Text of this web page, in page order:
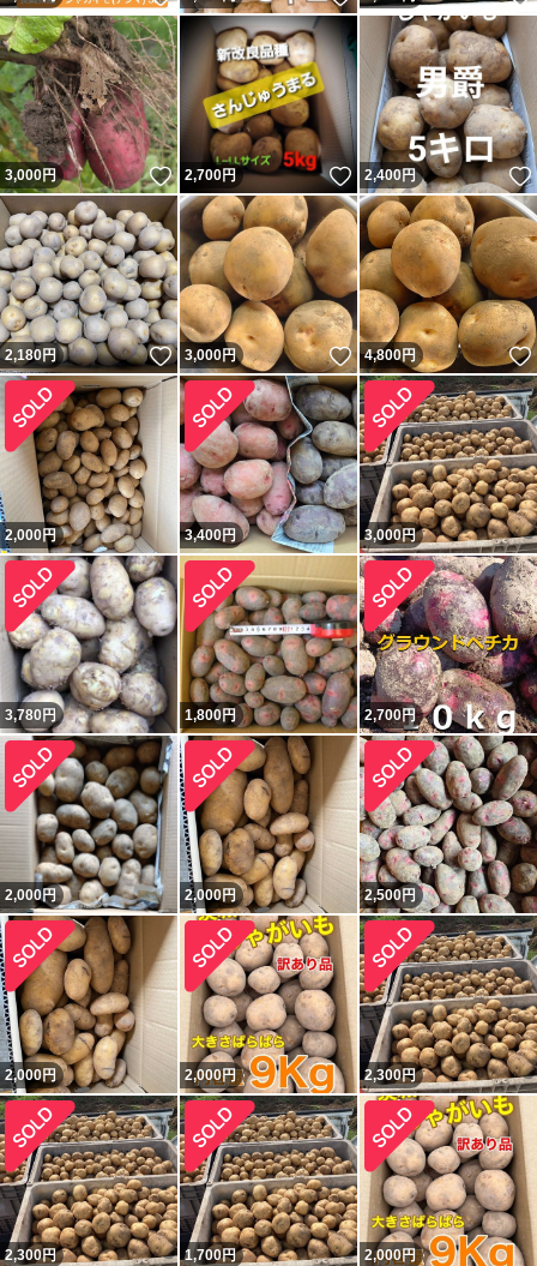
3,000円 いいね！
2,700円 いいね！
2,400円
2,180円 いいね！
3,000円 いいね！
4,800円
2,000円 3,400円 3,000円
3,780円 1,800円 2,700円
2,000円 2,000円 2,500円
2,000円 2,000円 2,300円
2,300円 1,700円 2,000円